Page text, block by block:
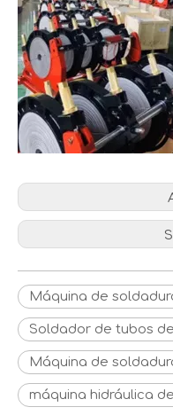
Máquina de
Soldador de tubos
Máquina de
máquina hidráulica